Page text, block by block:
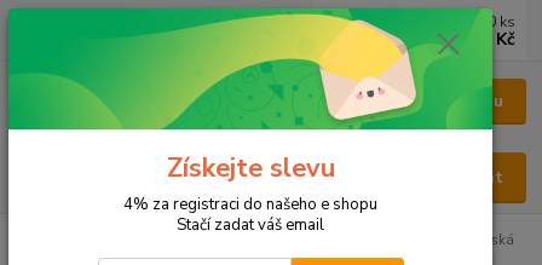
Menu
Hledat
0 ks
0 Kč
Bylinné kapsle Andělika lékařská
Získejte slevu
4% za registraci do našeho e shopu
Stačí zadat váš email